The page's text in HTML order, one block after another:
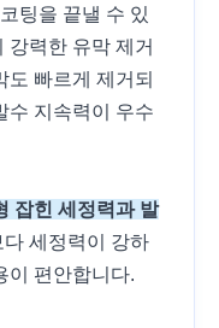
팅을 끝낼 수 있
강력한 유막 제거
도 빠르게 제거되
수 지속력이 우수
잡힌 세정력과 발
세정력이 강하
이 편안합니다.